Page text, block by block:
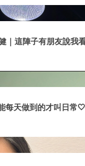
｜這陣子有朋友說我
每天做到的才叫日常🤍